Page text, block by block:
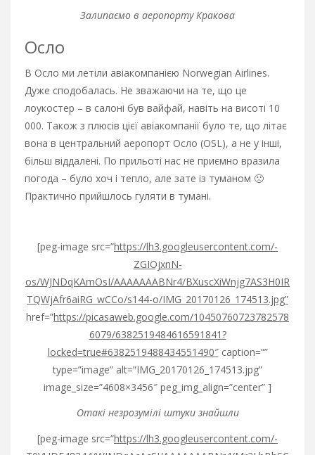
Залипаємо в аеропорту Кракова
Осло
В Осло ми летіли авіакомпанією Norwegian Airlines.
Дуже сподобалась. Не зважаючи на те, що це
лоукостер – в салоні був вайфай, навіть на висоті 10
000. Також з плюсів цієї авіакомпанії було те, що літає
вона в центральний аеропорт Осло (OSL), а не у інші,
більш віддалені. По прильоті нас не приємно вразила
погода – було хоч і тепло, але зате із туманом 🙁
Практично прийшлось гуляти в тумані.
[peg-image src=”https://lh3.googleusercontent.com/-
ZGIOjxnN-
os/WJNDqKAmOsI/AAAAAAABNr4/BXuscXiWnjg7AS3H0IR
TQWjAfr6aiRG_wCCo/s144-o/IMG_20170126_174513.jpg”
href=”https://picasaweb.google.com/10450760723782578
6079/6382519484616591841?
locked=true#6382519488434551490″caption=””
type=”image” alt=”IMG_20170126_174513.jpg”
image_size=”4608×3456″ peg_img_align=”center” ]
Отакі незрозумілі штуки знайшли
[peg-image src=”https://lh3.googleusercontent.com/-